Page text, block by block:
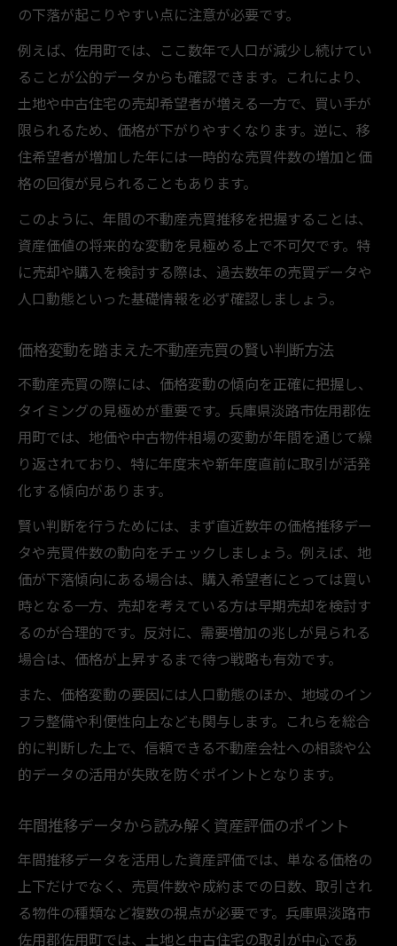
の下落が起こりやすい点に注意が必要です。
例えば、佐用町では、ここ数年で人口が減少し続けてい
ることが公的データからも確認できます。これにより、
土地や中古住宅の売却希望者が増える一方で、買い手が
限られるため、価格が下がりやすくなります。逆に、移
住希望者が増加した年には一時的な売買件数の増加と価
格の回復が見られることもあります。
このように、年間の不動産売買推移を把握することは、
資産価値の将来的な変動を見極める上で不可欠です。特
に売却や購入を検討する際は、過去数年の売買データや
人口動態といった基礎情報を必ず確認しましょう。
価格変動を踏まえた不動産売買の賢い判断方法
不動産売買の際には、価格変動の傾向を正確に把握し、
タイミングの見極めが重要です。兵庫県淡路市佐用郡佐
用町では、地価や中古物件相場の変動が年間を通じて繰
り返されており、特に年度末や新年度直前に取引が活発
化する傾向があります。
賢い判断を行うためには、まず直近数年の価格推移デー
タや売買件数の動向をチェックしましょう。例えば、地
価が下落傾向にある場合は、購入希望者にとっては買い
時となる一方、売却を考えている方は早期売却を検討す
るのが合理的です。反対に、需要増加の兆しが見られる
場合は、価格が上昇するまで待つ戦略も有効です。
また、価格変動の要因には人口動態のほか、地域のイン
フラ整備や利便性向上なども関与します。これらを総合
的に判断した上で、信頼できる不動産会社への相談や公
的データの活用が失敗を防ぐポイントとなります。
年間推移データから読み解く資産評価のポイント
年間推移データを活用した資産評価では、単なる価格の
上下だけでなく、売買件数や成約までの日数、取引され
る物件の種類など複数の視点が必要です。兵庫県淡路市
佐用郡佐用町では、土地と中古住宅の取引が中心であ